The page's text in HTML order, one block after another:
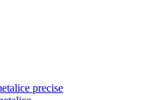
precise